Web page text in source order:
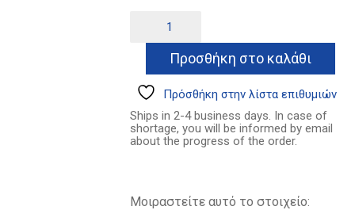
6.00€.είναι:
4.50€.
ποσότητα
Προσθήκη στο καλάθι
Πρόσθήκη στην λίστα επιθυμιών
Ships in 2-4 business days. In case of
shortage, you will be informed by email
about the progress of the order.
Μοιραστείτε αυτό το στοιχείο: